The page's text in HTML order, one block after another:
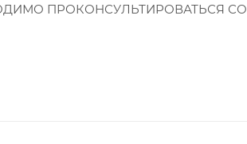
ПРОКОНСУЛЬТИРОВАТЬСЯ СО